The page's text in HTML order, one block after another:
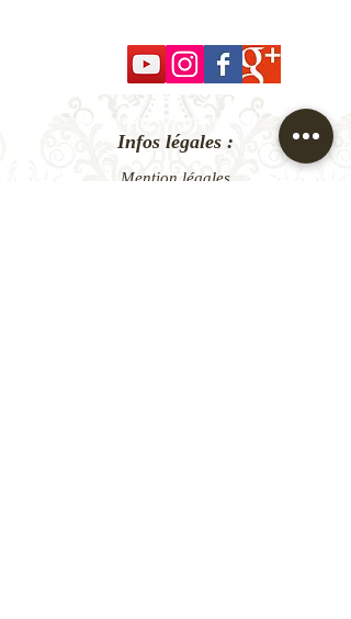
Infos légales :
Mention légales